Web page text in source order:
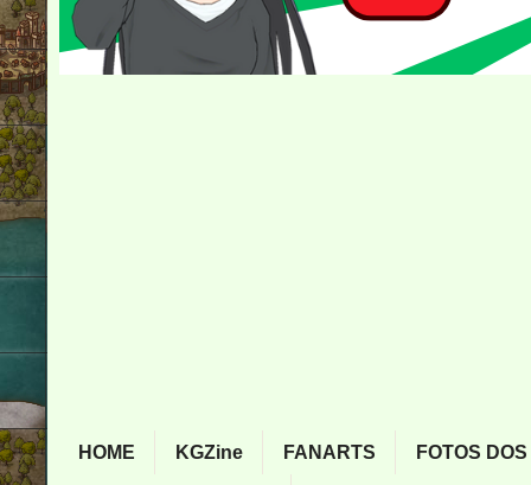
HOME KGZine FANARTS FOTOS